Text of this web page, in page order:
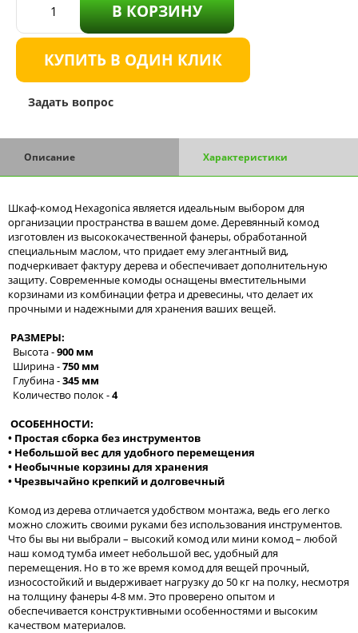
В КОРЗИНУ
КУПИТЬ В ОДИН КЛИК
Задать вопрос
Описание Характеристики
Шкаф-комод Hexagonica является идеальным выбором для
организации пространства в вашем доме. Деревянный комод
изготовлен из высококачественной фанеры, обработанной
специальным маслом, что придает ему элегантный вид,
подчеркивает фактуру дерева и обеспечивает дополнительную
защиту. Современные комоды оснащены вместительными
корзинами из комбинации фетра и древесины, что делает их
прочными и надежными для хранения ваших вещей.
РАЗМЕРЫ:
Высота -900 мм
Ширина -750 мм
Глубина -345 мм
Количество полок -4
ОСОБЕННОСТИ:
• Простая сборка без инструментов
• Небольшой вес для удобного перемещения
• Необычные корзины для хранения
• Чрезвычайно крепкий и долговечный
Комод из дерева отличается удобством монтажа, ведь его легко
можно сложить своими руками без использования инструментов.
Что бы вы ни выбрали – высокий комод или мини комод – любой
наш комод тумба имеет небольшой вес, удобный для
перемещения. Но в то же время комод для вещей прочный,
износостойкий и выдерживает нагрузку до 50 кг на полку, несмотря
на толщину фанеры 4-8 мм. Это проверено опытом и
обеспечивается конструктивными особенностями и высоким
качеством материалов.